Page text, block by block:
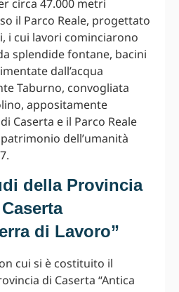
circa 47.000 metri
il Parco Reale, progettato
i cui lavori cominciarono
splendide fontane, bacini
dall’acqua
Taburno, convogliata
appositamente
Caserta e il Parco Reale
dell’umanità
della Provincia
di Lavoro”
cui si è costituito il
di Caserta “Antica